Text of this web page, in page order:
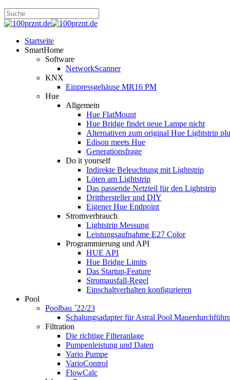
Startseite
SmartHome
Software
NetworkScanner
KNX
Einpressgehäuse MR16 PM
Hue
Allgemein
Hue FlatMount
Hue Bridge findet neue Lampe nicht
Alternativen zum original Hue Lightstrip
Edison meets Hue
Generationsfrage
Do it yourself
Indirekte Beleuchtung mit Lightstrip
Löten am Lightstrip
Das passende Netzteil für den Lightstrip
Dritthersteller und DIY
Eigener Hue Endpoint
Stromverbrauch
Lightstrip Messung
Leistungsaufnahme E27 Color
Programmierung und API
HUE API
Hue Bridge Limits
Das Startup-Feature
Stromausfall-Regel
Einschaltverhalten konfigurieren
Pool
Poolbau ´22/23
Schalungs­adapter für Astral Pool
Filtration
Die richtige Filter­anlage
Pumpenleistung und Daten
Vario Pumpe
Vario­Control
FlowCalc